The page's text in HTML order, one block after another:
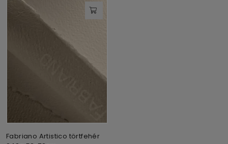
Fabriano Artistico törtfehér